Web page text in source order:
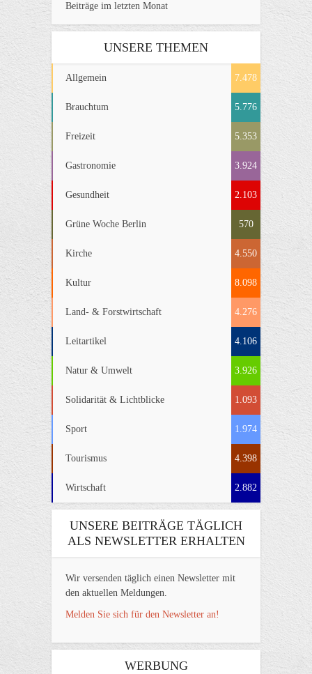
Beiträge im letzten Monat
UNSERE THEMEN
Allgemein 7.478
Brauchtum 5.776
Freizeit 5.353
Gastronomie 3.924
Gesundheit 2.103
Grüne Woche Berlin 570
Kirche 4.550
Kultur 8.098
Land- & Forstwirtschaft 4.276
Leitartikel 4.106
Natur & Umwelt 3.926
Solidarität & Lichtblicke 1.093
Sport 1.974
Tourismus 4.398
Wirtschaft 2.882
UNSERE BEITRÄGE TÄGLICH
ALS NEWSLETTER ERHALTEN
Wir versenden täglich einen Newsletter mit
den aktuellen Meldungen.
Melden Sie sich für den Newsletter an!
WERBUNG